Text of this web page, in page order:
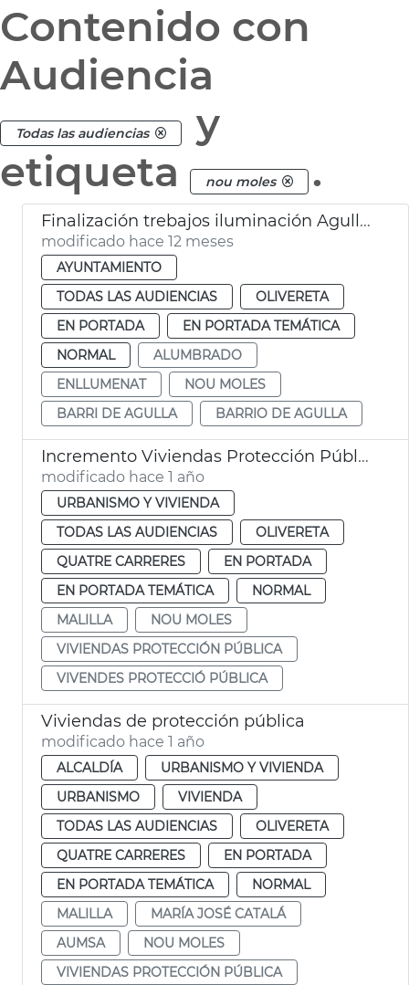
Contenido con
Audiencia
Todas las audiencias
y
etiqueta
nou moles .
Finalización trebajos iluminación Agulla València
modificado hace 12 meses
AYUNTAMIENTO
TODAS LAS AUDIENCIAS
OLIVERETA
EN PORTADA
EN PORTADA TEMÁTICA
NORMAL
ALUMBRADO
ENLLUMENAT
NOU MOLES
BARRI DE AGULLA
BARRIO DE AGULLA
Incremento Viviendas Protección Pública
modificado hace 1 año
URBANISMO Y VIVIENDA
TODAS LAS AUDIENCIAS
OLIVERETA
QUATRE CARRERES
EN PORTADA
EN PORTADA TEMÁTICA
NORMAL
MALILLA
NOU MOLES
VIVIENDAS PROTECCIÓN PÚBLICA
VIVENDES PROTECCIÓ PÚBLICA
Viviendas de protección pública
modificado hace 1 año
ALCALDÍA
URBANISMO Y VIVIENDA
URBANISMO
VIVIENDA
TODAS LAS AUDIENCIAS
OLIVERETA
QUATRE CARRERES
EN PORTADA
EN PORTADA TEMÁTICA
NORMAL
MALILLA
MARÍA JOSÉ CATALÁ
AUMSA
NOU MOLES
VIVIENDAS PROTECCIÓN PÚBLICA